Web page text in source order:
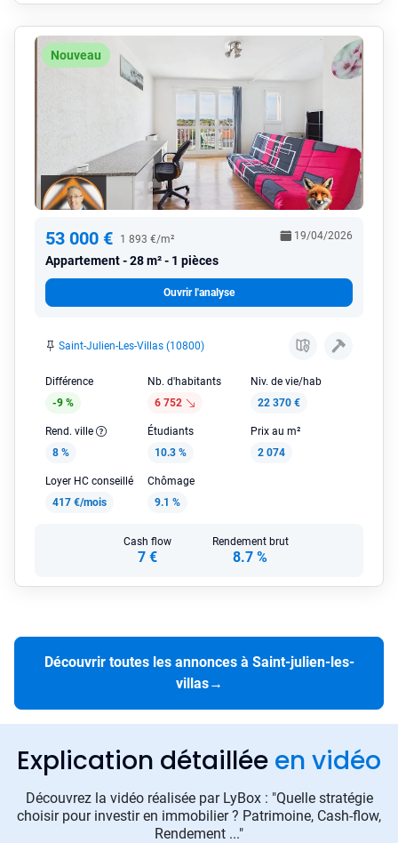
Nouveau
53 000 € 1 893 €/m²
Appartement 28 m² - 1 pièces
19/04/2026
Ouvrir l'analyse
Saint-Julien-Les-Villas (10800)
Différence
-9 %
Nb. d'habitants
6 752
Niv. de vie/hab
22 370 €
Rend. ville
8 %
Étudiants
10.3 %
Prix au m²
2 074
Loyer HC conseillé
417 €/mois
Chômage
9.1 %
Cash flow
7 €
Rendement brut
8.7 %
Découvrir toutes les annonces à Saint-julien-les-
villas→
Explication détaillée en vidéo
Découvrez la vidéo réalisée par LyBox : "Quelle stratégie
choisir pour investir en immobilier ? Patrimoine, Cash-flow,
Rendement ..."